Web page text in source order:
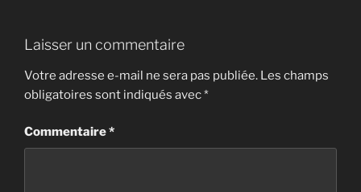
Laisser un commentaire
Votre adresse e-mail ne sera pas publiée. Les champs
obligatoires sont indiqués avec*
Commentaire*